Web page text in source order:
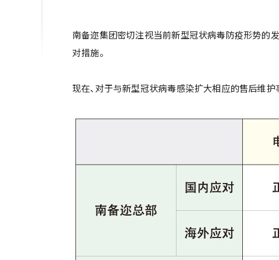
南备迩集团密切注视当前新型冠状病毒防疫形势的
对措施。
现在、对于与新型冠状病毒感染扩大相应的售后维护